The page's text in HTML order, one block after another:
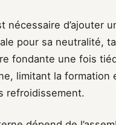
nécessaire d’ajouter
pour sa neutralité,
fondante une fois
limitant la
refroidissement.